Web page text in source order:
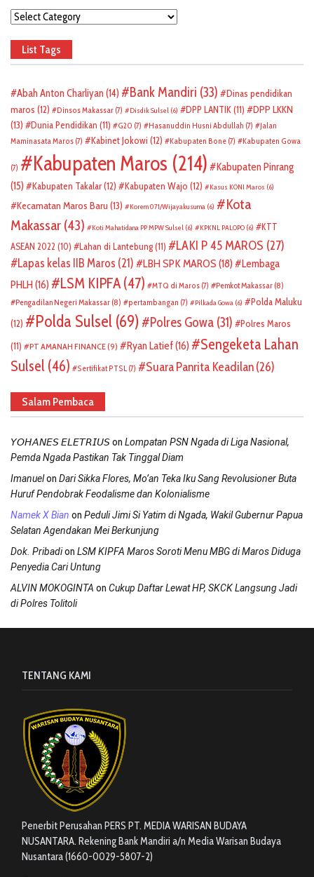
Categories
List Tags
Abah Anton Charliyan (14) Bank Mandiri (33)
Dinas pendidikan
maros (12) Dinsos Makassar (7) Disdik Sulsel (6) DPP LANTIK(11)
DPP LKKN
(13)
Dunia Pendidikan (11) G20 (7) Hasanuddin Husni Abdullah (7)
Jalan
Maminasata Maros (7) Kabinet Jokowi (12) Kabupaten Bone (7) Kabupaten Gowa
(7) Kabupaten Maros (214)
Kabupaten Pinrang
(15)
Kabupaten Takalar(12) Kabupaten Wajo (12) Kasus KONI Maros (6)
Kecamatan Maros Baru (13) Korem 071/Wijayakusuma (6)
Kota
Makassar (43) Koti Mahatidana PP MPW Sulsel (6) KPKNL PALOPO (6)
KTT
ASEAN 2022 (10) Lahan di Lantebung(11) LAKI P 45 MAROS (27)
Lapas kelas IIB Maros (21) LBH SPK MAROS (18)
Lembaga
PHLH (16) LSM KIPFA (47) MTQ di Maros (7) Pemkot Makassar (8)
Pengadilan Negeri Makassar (8) pertambangan (7) Pilkada Gowa (6)
Polda Maluku
(12)
Polda Sulsel (69) Polres Gowa (31)
Polres Maros
(11)
PT AMANAH FINANCE(9) Ryan Latief(16)
Sengeketa Lahan
Sulsel (46) Sertifikat PTSL (7) Suara Panrita Keadilan(26)
Salam Pembaca
𝘠𝘖𝘏𝘈𝘕𝘌𝘚 𝘌𝘓𝘌𝘛𝘙𝘐𝘜𝘚on Lompatan PSN Ngada di Liga Nasional,
Pemda Ngada Pastikan Tak Tinggal Diam
Imanuelon Dari Sikka Flores, Mo’an Teka Iku Sang Revolusioner Buta
Huruf Pendobrak Feodalisme dan Kolonialisme
Namek X Bian on Peduli Jimi Si Yatim di Ngada, Wakil Gubernur Papua
Selatan Agendakan Mei Berkunjung
Dok. Pribadion LSM KIPFA Maros Soroti Menu MBG di Maros Diduga
Penyedia Cari Untung
ALVIN MOKOGINTA on Cukup Daftar Lewat HP, SKCK Langsung Jadi
di Polres Tolitoli
TENTANG KAMI
Penerbit Perusahan PERS PT. MEDIA WARISAN BUDAYA
NUSANTARA. Rekening Bank Mandiri a/n Media Warisan Budaya
Nusantara (1660-0029-5807-2)